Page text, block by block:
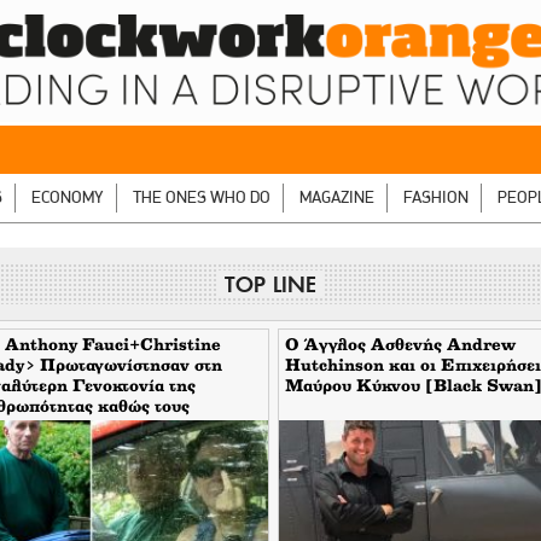
ECONOMY THE ONES WHO DO MAGAZINE FASHION
TOP LINE
Anthony Fauci+Christine
Πρωταγωνίστησαν στη
Γενοκτονία της
καθώς τους
οι μηντιακές ερπύστριες
deep state. Τώρα η σύζυγος
το δάχτυλο στους
Ο Άγγλος Ασθενής Andrew
Hutchinson και οι
Μαύρου Κύκνου [Black Swan]